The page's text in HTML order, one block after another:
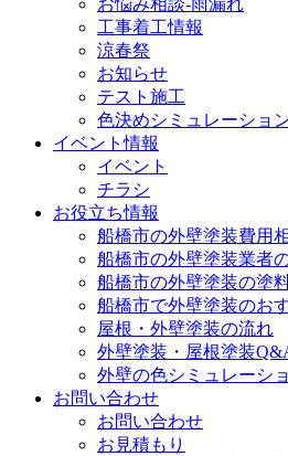
お悩み相談-雨漏れ
工事着工情報
涼春祭
お知らせ
テスト施工
色決めシミュレーショ
イベント情報
イベント
チラシ
お役立ち情報
船橋市の外壁塗装費用
船橋市の外壁塗装業者
船橋市の外壁塗装の塗
船橋市で外壁塗装のお
屋根・外壁塗装の流れ
外壁塗装・屋根塗装
外壁の色シミュレーシ
お問い合わせ
お問い合わせ
お見積もり